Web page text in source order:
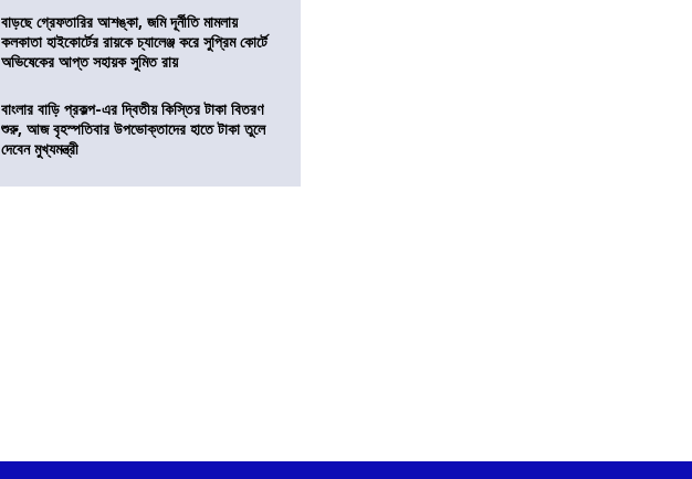
বাড়ছে গ্রেফতারির আশঙ্কা, জমি দূর্নীতি মামলায়
কলকাতা হাইকোর্টের রায়কে চ্যালেঞ্জ করে সুপ্রিম কোর্টে
অভিষেকের আপ্ত সহায়ক সুমিত রায়
বাংলার বাড়ি প্রকল্প-এর দ্বিতীয় কিস্তির টাকা বিতরণ
শুরু, আজ বৃহস্পতিবার উপভোক্তাদের হাতে টাকা তুলে
দেবেন মুখ্যমন্ত্রী